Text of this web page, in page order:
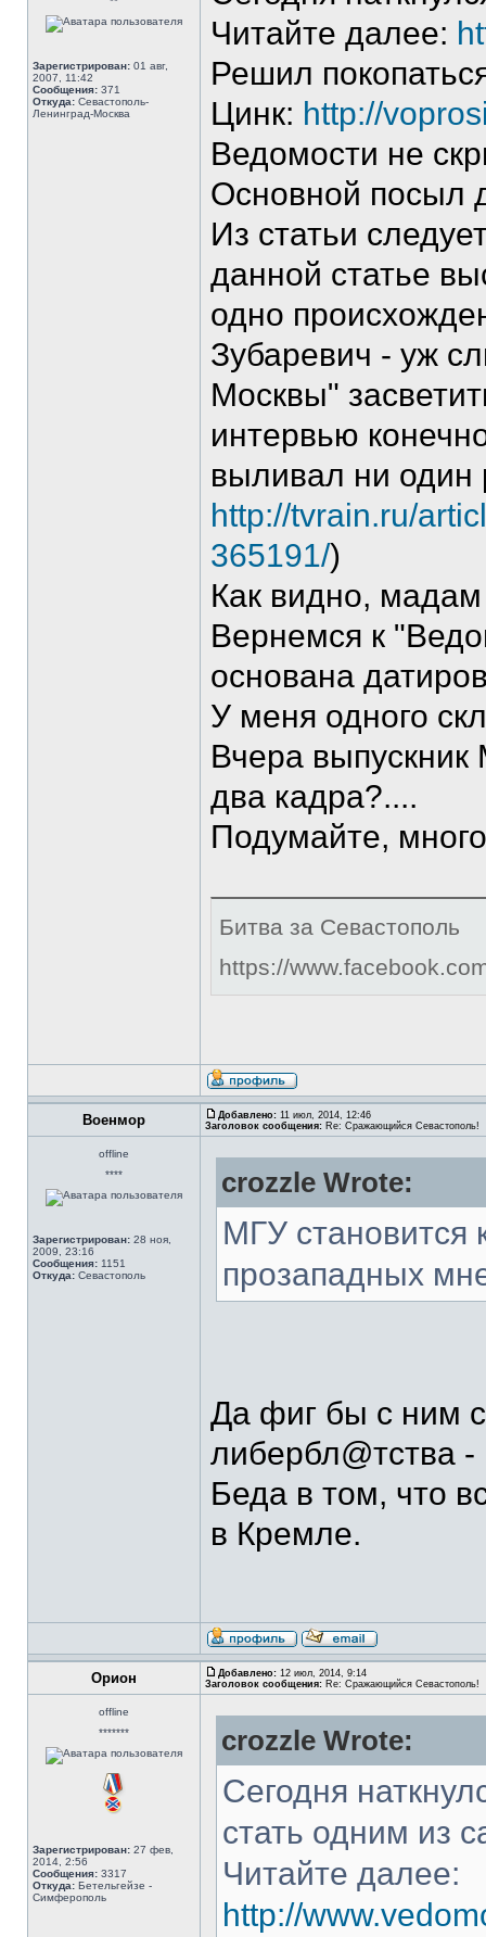
Зарегистрирован: 01 авг,
2007, 11:42
Сообщения: 371
Откуда: Севастополь-
Ленинград-Москва
Читайте далее:
Решил
Цинк: http://
Ведомости не
Основной посыл
Из статьи
данной статье
одно
Зубаревич - уж
Москвы"
интервью
выливал ни один
http://tvrain.ru/
365191/)
Как видно,
Вернемся к
основана
У меня одного
Вчера
два кадра?....
Подумайте,
Битва за Севастополь
https://
Военмор Добавлено: 11 июл, 2014, 12:46
Заголовок сообщения: Re: Сражающийся Севастополь!
offline
****
Зарегистрирован: 28 ноя,
2009, 23:16
Сообщения: 1151
Откуда: Севастополь
crozzle Wrote:
МГУ становится
прозападных
Да фиг бы с ним
либербл@тства
Беда в том, что
в Кремле.
Орион Добавлено: 12 июл, 2014, 9:14
Заголовок сообщения: Re: Сражающийся Севастополь!
offline
*******
Зарегистрирован: 27 фев,
2014, 2:56
Сообщения: 3317
Откуда: Бетельгейзе -
Симферополь
crozzle Wrote:
Сегодня
стать одним из
Читайте далее:
http://